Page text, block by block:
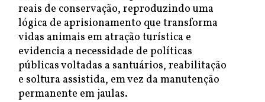
reais de conservação, reproduzindo uma
lógica de aprisionamento que transforma
vidas animais em atração turística e
evidencia a necessidade de políticas
públicas voltadas a santuários, reabilitação
e soltura assistida, em vez da manutenção
permanente em jaulas.